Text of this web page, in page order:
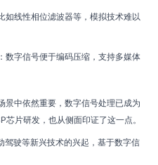
如线性相位滤波器等，模拟技术难以
：数字信号便于编码压缩，支持多媒体
景中依然重要，数字信号处理已成为
片研发，也从侧面印证了这一点。
驾驶等新兴技术的兴起，基于数字信